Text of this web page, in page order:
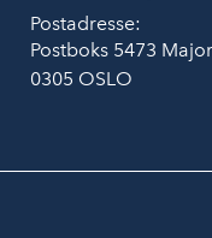
Postadresse:
Postboks 5473
0305 OSLO